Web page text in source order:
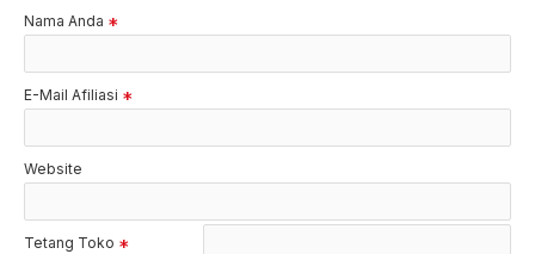
Nama Anda
E-Mail Afiliasi
Website
Tetang Toko